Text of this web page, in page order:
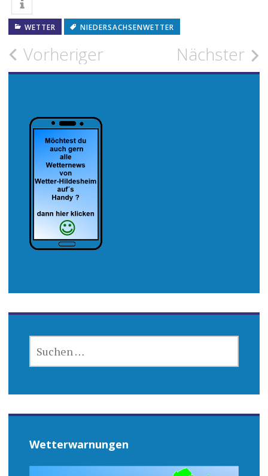
WETTER NIEDERSACHSENWETTER
Beitragsnavigation
Vorheriger Nächster
NACH:
Wetterwarnungen